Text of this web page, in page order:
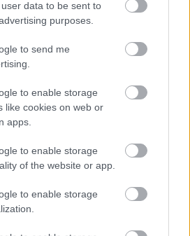
data to be sent to
purposes.
to send me
to enable storage
like cookies on web or
apps.
to enable storage
of the website or app.
to enable storage
mester a Star Wars: The High
elindult a képregénysorozat, mely a
be, ebben pedig a tapasztalt